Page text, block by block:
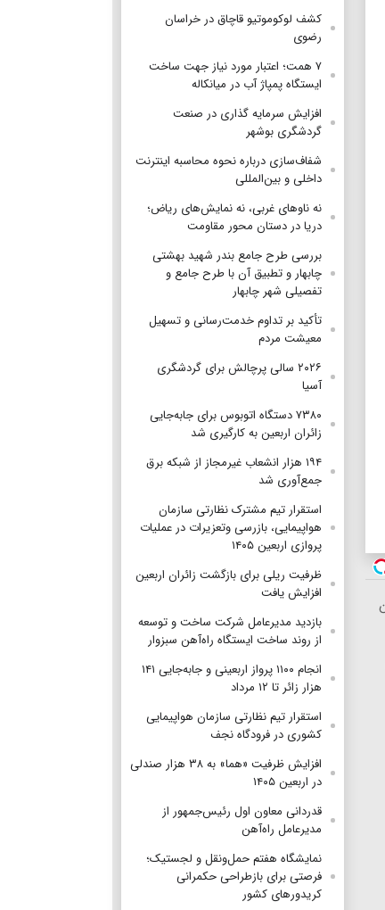
کشف لوکوموتیو قاچاق در خراسان
رضوی
۷ همت؛ اعتبار مورد نیاز جهت ساخت
ایستگاه پمپاژ آب در میانکاله
افزایش سرمایه گذاری در صنعت
گردشگری بوشهر
شفاف‌سازی درباره نحوه محاسبه اینترنت
داخلی و بین‌المللی
نه ناوهای غربی، نه نمایش‌های ریاض؛
دریا در دستان محور مقاومت
بررسی طرح جامع بندر شهید بهشتی
چابهار و تطبیق آن با طرح جامع و
تفصیلی شهر چابهار
تأکید بر تداوم خدمت‌رسانی و تسهیل
معیشت مردم
۲۰۲۶ سالی پرچالش برای گردشگری
آسیا
۷۳۸۰ دستگاه اتوبوس برای جابه‌جایی
زائران اربعین به‌ کارگیری شد
۱۹۴ هزار انشعاب غیرمجاز از شبکه برق
جمع‌آوری شد
استقرار تیم مشترک نظارتی سازمان
هواپیمایی، بازرسی وتعزیرات در عملیات
پروازی اربعین ۱۴۰۵
ظرفیت ریلی برای بازگشت زائران اربعین
افزایش یافت
بازدید مدیرعامل شرکت ساخت و توسعه
از روند ساخت ایستگاه راه‌آهن سبزوار
انجام ۱۱۰۰ پرواز اربعینی و جابه‌جایی ۱۴۱
هزار زائر تا ۱۲ مرداد
استقرار تیم‌ نظارتی سازمان هواپیمایی
کشوری در فرودگاه نجف
افزایش ظرفیت «هما» به ۳۸ هزار صندلی
در اربعین ۱۴۰۵
قدردانی معاون اول رئیس‌جمهور از
مدیرعامل راه‌آهن
نمایشگاه هفتم حمل‌ونقل و لجستیک؛
فرصتی برای بازطراحی حکمرانی
کریدورهای کشور